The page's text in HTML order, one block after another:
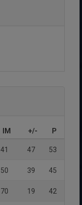
IM +/- P
41 47 53
50 39 45
70 19 42